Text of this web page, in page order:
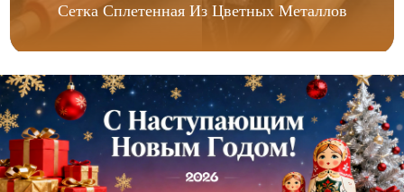
Сетка Сплетенная Из Цветных Металлов